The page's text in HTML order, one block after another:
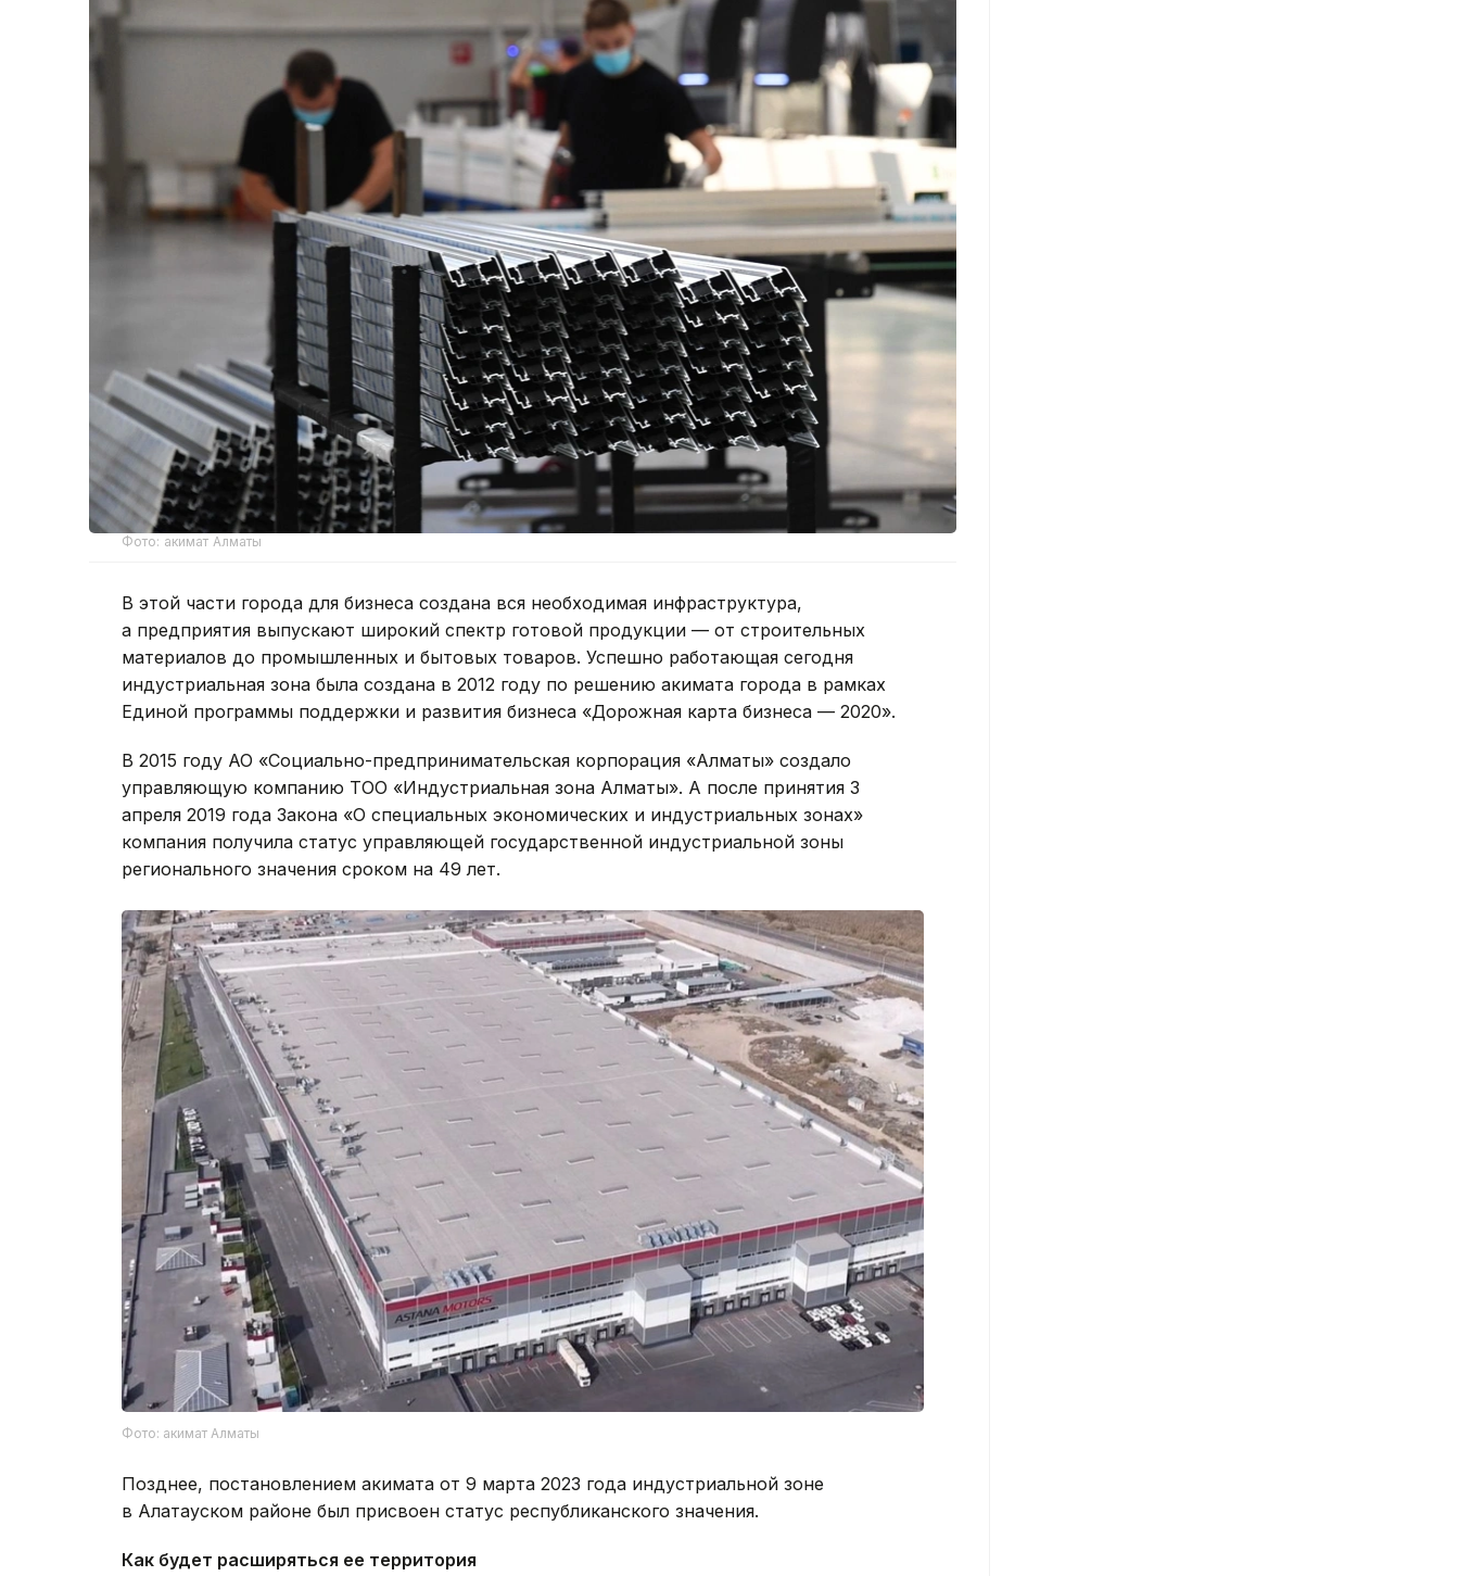
Фото: акимат Алматы
В этой части города для бизнеса создана вся необходимая инфраструктура,
а предприятия выпускают широкий спектр готовой продукции — от строительных
материалов до промышленных и бытовых товаров. Успешно работающая сегодня
индустриальная зона была создана в 2012 году по решению акимата города в рамках
Единой программы поддержки и развития бизнеса «Дорожная карта бизнеса — 2020».
В 2015 году АО «Социально-предпринимательская корпорация «Алматы» создало
управляющую компанию ТОО «Индустриальная зона Алматы». А после принятия 3
апреля 2019 года Закона «О специальных экономических и индустриальных зонах»
компания получила статус управляющей государственной индустриальной зоны
регионального значения сроком на 49 лет.
Фото: акимат Алматы
Позднее, постановлением акимата от 9 марта 2023 года индустриальной зоне
в Алатауском районе был присвоен статус республиканского значения.
Как будет расширяться ее территория